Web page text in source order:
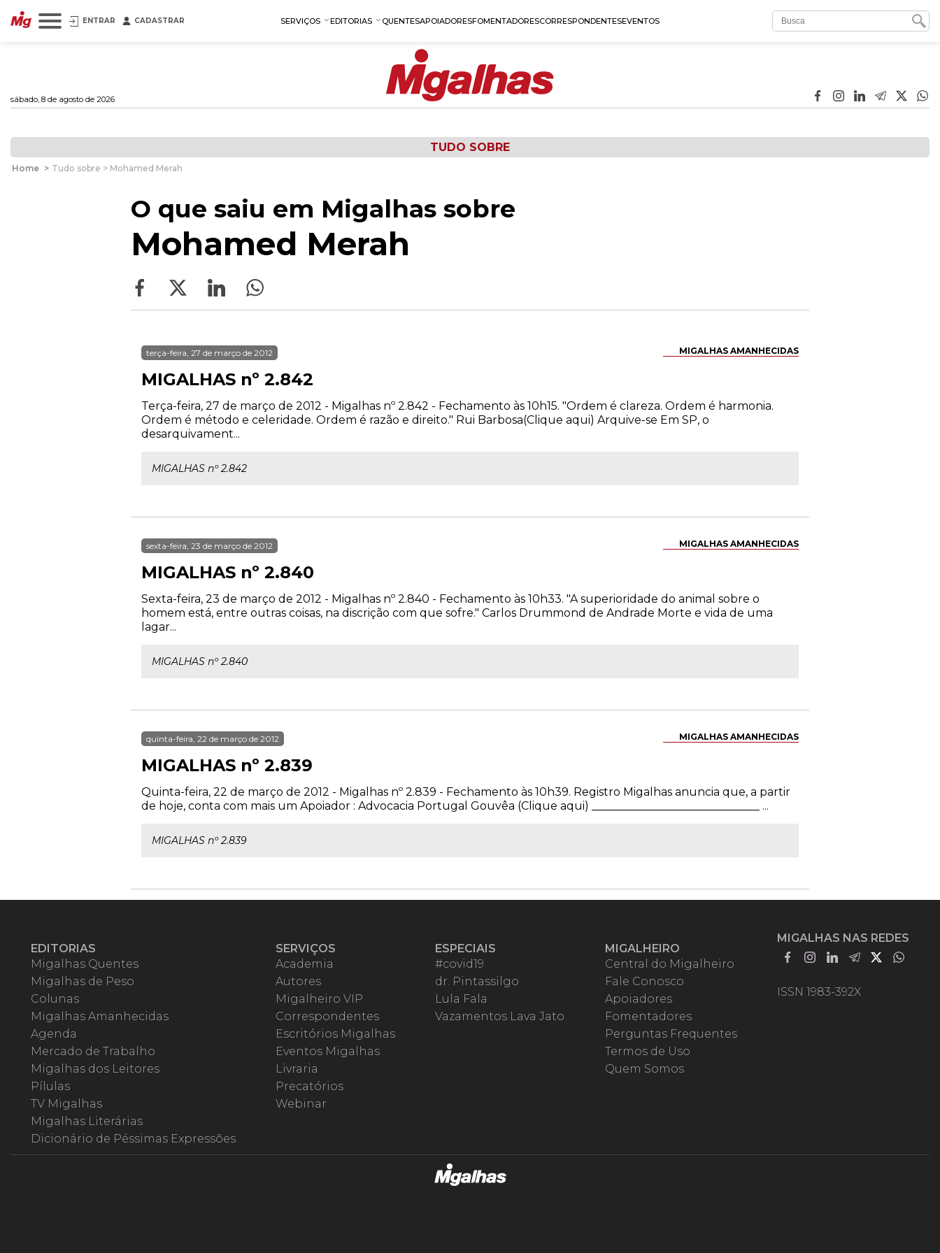
ENTRAR CADASTRAR SERVIÇOS EDITORIAS QUENTESAPOIADORESFOMENTADORESCORRESPONDENTESEVENTOS
sábado, 8 de agosto de 2026
TUDO SOBRE
Home > Tudo sobre > Mohamed Merah
O que saiu em Migalhas sobre
Mohamed Merah
MIGALHAS AMANHECIDAS
terça-feira, 27 de março de 2012
MIGALHAS nº 2.842
Terça-feira, 27 de março de 2012 - Migalhas nº 2.842 - Fechamento às 10h15. "Ordem é clareza. Ordem é harmonia.
Ordem é método e celeridade. Ordem é razão e direito." Rui Barbosa(Clique aqui) Arquive-se Em SP, o
desarquivament...
MIGALHAS nº 2.842
MIGALHAS AMANHECIDAS
sexta-feira, 23 de março de 2012
MIGALHAS nº 2.840
Sexta-feira, 23 de março de 2012 - Migalhas nº 2.840 - Fechamento às 10h33. "A superioridade do animal sobre o
homem está, entre outras coisas, na discrição com que sofre." Carlos Drummond de Andrade Morte e vida de uma
lagar...
MIGALHAS nº 2.840
MIGALHAS AMANHECIDAS
quinta-feira, 22 de março de 2012
MIGALHAS nº 2.839
Quinta-feira, 22 de março de 2012 - Migalhas nº 2.839 - Fechamento às 10h39. Registro Migalhas anuncia que, a partir
de hoje, conta com mais um Apoiador : Advocacia Portugal Gouvêa (Clique aqui) ______________________________ ...
MIGALHAS nº 2.839
EDITORIAS
Migalhas Quentes
Migalhas de Peso
Colunas
Migalhas Amanhecidas
Agenda
Mercado de Trabalho
Migalhas dos Leitores
Pílulas
TV Migalhas
Migalhas Literárias
Dicionário de Péssimas Expressões
SERVIÇOS
Academia
Autores
Migalheiro VIP
Correspondentes
Escritórios Migalhas
Eventos Migalhas
Livraria
Precatórios
Webinar
ESPECIAIS
#covid19
dr. Pintassilgo
Lula Fala
Vazamentos Lava Jato
MIGALHEIRO
Central do Migalheiro
Fale Conosco
Apoiadores
Fomentadores
Perguntas Frequentes
Termos de Uso
Quem Somos
MIGALHAS NAS REDES
ISSN 1983-392X